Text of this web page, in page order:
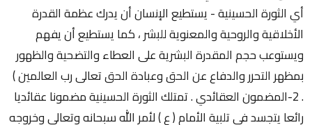
أي الثورة الحسينية - يستطيع الإنسان أن يدرك عظمة القدرة
الأخلاقية والروحية والمعنوية للبشر ، كما يستطيع أن يفهم
ويستوعب حجم المقدرة البشرية على العطاء والتضحية والظهور
بمظهر التحرر والدفاع عن الحق وعبادة الحق تعالى رب العالمين )
. 2-المضمون العقائدي . تمتلك الثورة الحسينية مضمونا عقائديا
رائعا يتجسد في تلبية الأمام ( ع ) لأمر الله سبحانه وتعالى وخروجه